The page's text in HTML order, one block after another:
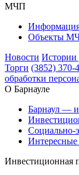
МЧП
Объекты
Новости Истории
Торги (3852) 370-
обработки
О Барнауле
Барнаул —
Социально-
Интересные
Инвестиционная